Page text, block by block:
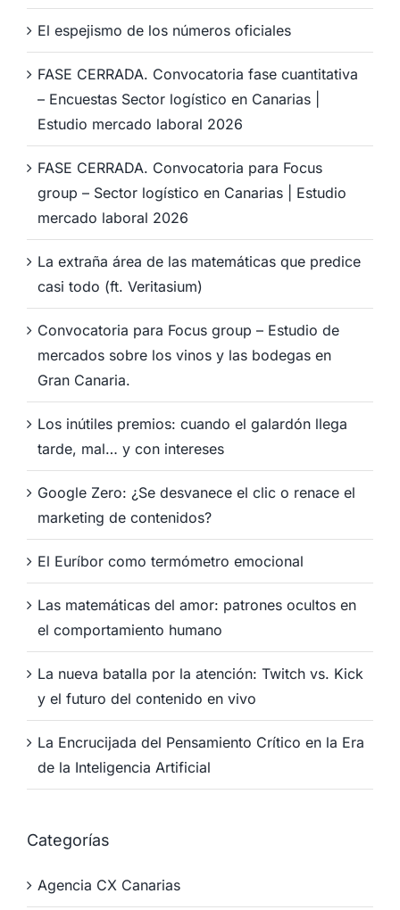
El espejismo de los números oficiales
FASE CERRADA. Convocatoria fase cuantitativa
– Encuestas Sector logístico en Canarias |
Estudio mercado laboral 2026
FASE CERRADA. Convocatoria para Focus
group – Sector logístico en Canarias | Estudio
mercado laboral 2026
La extraña área de las matemáticas que predice
casi todo (ft. Veritasium)
Convocatoria para Focus group – Estudio de
mercados sobre los vinos y las bodegas en
Gran Canaria.
Los inútiles premios: cuando el galardón llega
tarde, mal… y con intereses
Google Zero: ¿Se desvanece el clic o renace el
marketing de contenidos?
El Euríbor como termómetro emocional
Las matemáticas del amor: patrones ocultos en
el comportamiento humano
La nueva batalla por la atención: Twitch vs. Kick
y el futuro del contenido en vivo
La Encrucijada del Pensamiento Crítico en la Era
de la Inteligencia Artificial
Categorías
Agencia CX Canarias